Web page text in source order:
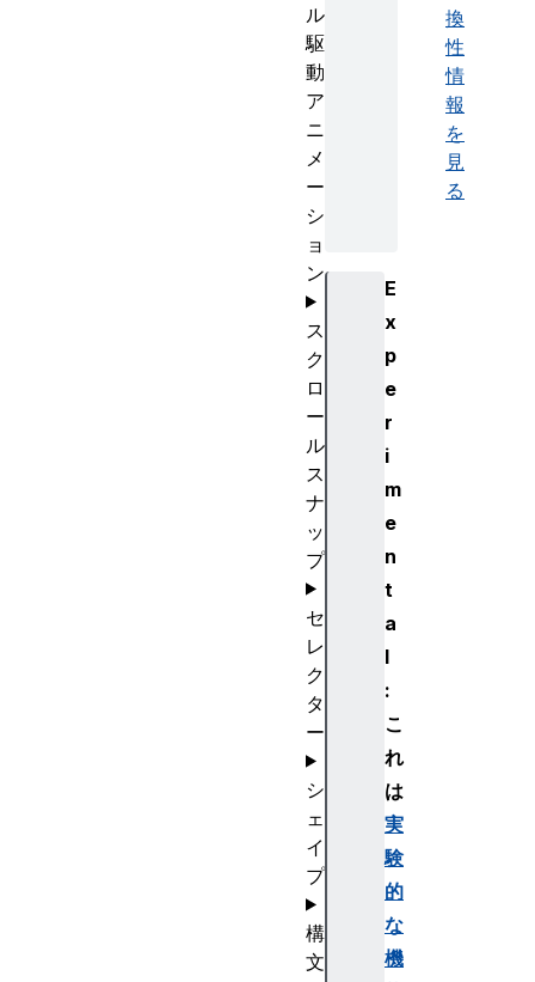
換
性
情
報
を
見
る
E
x
p
e
r
i
m
e
n
t
a
l
:
こ
れ
は
実
験
的
な
機
ル
駆
動
ア
ニ
メ
ー
シ
ョ
ン
ス
ク
ロ
ー
ル
ス
ナ
ッ
プ
セ
レ
ク
タ
ー
シ
ェ
イ
プ
構
文